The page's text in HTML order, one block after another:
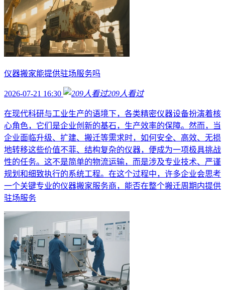
仪器搬家能提供驻场服务吗
2026-07-21 16:30 209人看过
在现代科研与工业生产的语境下，各类精密仪器设备扮演着核
心角色，它们是企业创新的基石，生产效率的保障。然而，当
企业面临升级、扩建、搬迁等需求时，如何安全、高效、无损
地转移这些价值不菲、结构复杂的仪器，便成为一项极具挑战
性的任务。这不是简单的物流运输，而是涉及专业技术、严谨
规划和细致执行的系统工程。在这个过程中，许多企业会思考
一个关键专业的仪器搬家服务商，能否在整个搬迁周期内提供
驻场服务